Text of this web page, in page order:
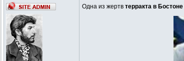
Одна из жертв терракта в Бостоне